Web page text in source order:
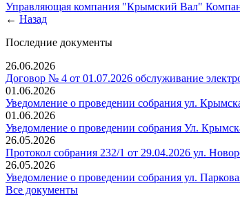
Управляющая компания "Крымский Вал"
← Назад
Последние документы
26.06.2026
Договор № 4 от 01.07.2026 обслуживание
01.06.2026
Уведомление о проведении собрания ул.
01.06.2026
Уведомление о проведении собрания Ул.
26.05.2026
Протокол собрания 232/1 от 29.04.2026 ул.
26.05.2026
Уведомление о проведении собрания ул.
Все документы